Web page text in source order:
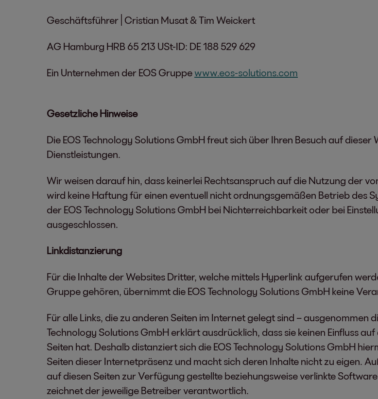
Geschäftsführer | Cristian Musat & Tim Weickert
AG Hamburg HRB 65 213 USt-ID: DE 188 529 629
Ein Unternehmen der EOS Gruppewww.eos-solutions.com
Gesetzliche Hinweise
Die EOS Technology Solutions GmbH freut sich über Ihren Besuch auf dieser
Dienstleistungen.
Wir weisen darauf hin, dass keinerlei Rechtsanspruch auf die Nutzung der
wird keine Haftung für einen eventuell nicht ordnungsgemäßen Betrieb des
der EOS Technology Solutions GmbH bei Nichterreichbarkeit oder bei
ausgeschlossen.
Linkdistanzierung
Für die Inhalte der Websites Dritter, welche mittels Hyperlink aufgerufen
Gruppe gehören, übernimmt die EOS Technology Solutions GmbH keine
Für alle Links, die zu anderen Seiten im Internet gelegt sind – ausgenommen
Technology Solutions GmbH erklärt ausdrücklich, dass sie keinen Einfluss
Seiten hat. Deshalb distanziert sich die EOS Technology Solutions GmbH
Seiten dieser Internetpräsenz und macht sich deren Inhalte nicht zu eigen.
auf diesen Seiten zur Verfügung gestellte beziehungsweise verlinkte
zeichnet der jeweilige Betreiber verantwortlich.